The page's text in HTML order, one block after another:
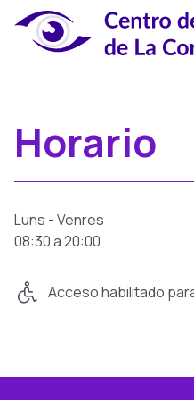
Horario
Luns - Venres
08:30 a 20:00
Acceso habilitado